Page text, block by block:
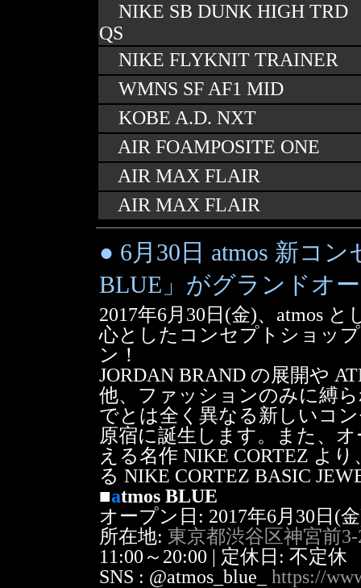
NIKE SB DUNK HIGH TRD
QS
NIKE FLYKNIT TRAINER
WMNS SF AF1 MID
KOBE A.D. NXT
AIR FOAMPOSITE ONE
AIR MAX FLAIR
AIR MAX FLAIR
● 6月30日 atmos 新コ
BLUE」がグランドオ
2017年6月30日(金)、atmos
心としたコンセプトショッ
ン！
JORDAN BRAND の展開や
他、ファッションのみに縛
でとは全く異なる新しいコ
原宿に誕生します。また、
える名作 NIKE CORTEZ よ
る NIKE CORTEZ BASIC
■atmos BLUE
オープン日: 2017年6月30日(
所在地: 東京都渋谷区神宮前3-
11:00～20:00 | 定休日: 不定休
SNS : @atmos_blue_ https://